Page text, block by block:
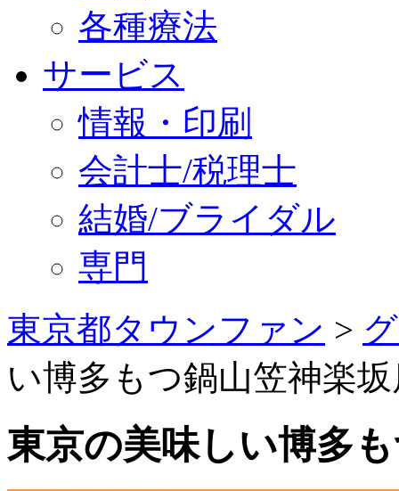
各種療法
サービス
情報・印刷
会計士/税理士
結婚/ブライダル
専門
東京都タウンファン >
い博多もつ鍋山笠神楽
東京の美味しい博多